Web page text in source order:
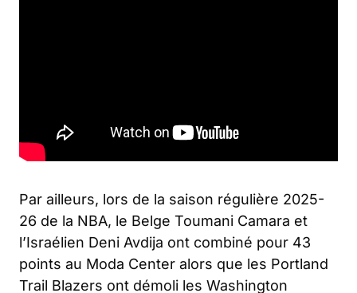
Par ailleurs, lors de la saison régulière 2025-
26 de la NBA, le Belge Toumani Camara et
l’Israélien Deni Avdija ont combiné pour 43
points au Moda Center alors que les Portland
Trail Blazers ont démoli les Washington